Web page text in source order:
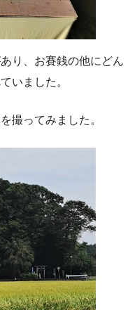
り、お賽銭の他にどん
いました。
撮ってみました。